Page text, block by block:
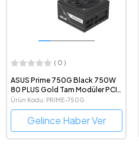
( 0 )
ASUS Prime 750G Black 750W
80 PLUS Gold Tam Modüler PCIe
ATX 3.1 Güç Kaynağı
Ürün Kodu: PRIME-750G
Gelince Haber Ver